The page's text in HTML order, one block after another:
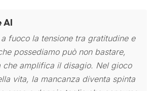
AI
fuoco la tensione tra gratitudine e
possediamo può non bastare,
che amplifica il disagio. Nel gioco
vita, la mancanza diventa spinta